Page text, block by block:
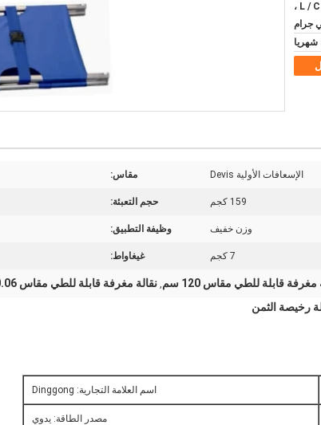
L / C ، D / A ، D / P ، T / T ،
جرام
الإسعافات الأولية Devis مقاس:
159 كجم حجم التعبئة:
وزن خفيف وظيفة التطبيق:
7 كجم غيغاواط:
مغرفة قابلة للطي مقاس 120 سم , نقالة مغرفة قابلة للطي مقاس 0.06 متر 120 سم
رخيصة الثمن
اسم العلامة التجارية: Dinggong
مصدر الطاقة: يدوي